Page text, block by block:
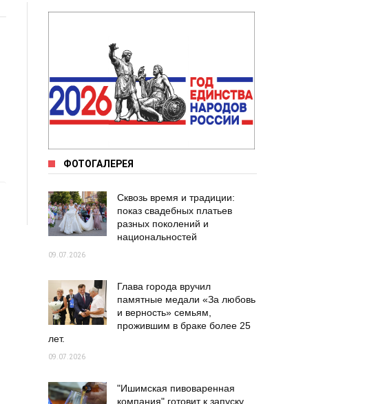
ФОТОГАЛЕРЕЯ
Сквозь время и традиции:
показ свадебных платьев
разных поколений и
национальностей
09.07.2026
Глава города вручил
памятные медали «За любовь
и верность» семьям,
прожившим в браке более 25
лет.
09.07.2026
"Ишимская пивоваренная
компания" готовит к запуску